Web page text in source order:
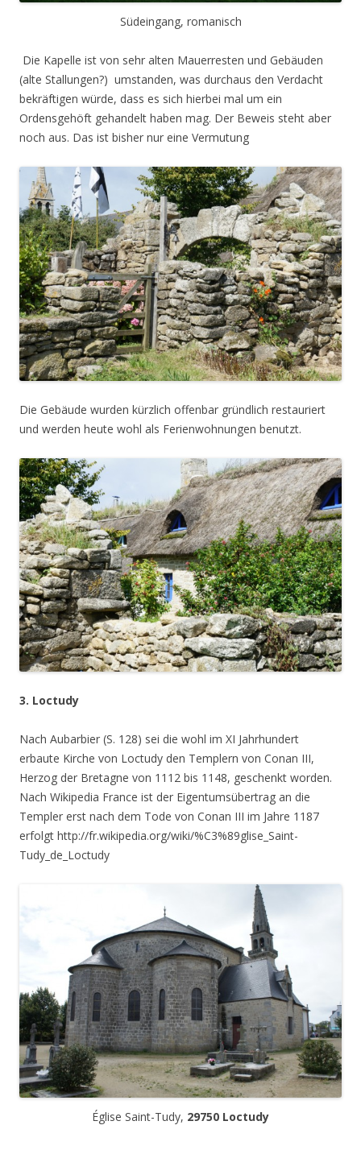
Südeingang, romanisch
Die Kapelle ist von sehr alten Mauerresten und Gebäuden
(alte Stallungen?) umstanden, was durchaus den Verdacht
bekräftigen würde, dass es sich hierbei mal um ein
Ordensgehöft gehandelt haben mag. Der Beweis steht aber
noch aus. Das ist bisher nur eine Vermutung
Die Gebäude wurden kürzlich offenbar gründlich restauriert
und werden heute wohl als Ferienwohnungen benutzt.
3. Loctudy
Nach Aubarbier (S. 128) sei die wohl im XI Jahrhundert
erbaute Kirche von Loctudy den Templern von Conan III,
Herzog der Bretagne von 1112 bis 1148, geschenkt worden.
Nach Wikipedia France ist der Eigentumsübertrag an die
Templer erst nach dem Tode von Conan III im Jahre 1187
erfolgt http://fr.wikipedia.org/wiki/%C3%89glise_Saint-
Tudy_de_Loctudy
Église Saint-Tudy, 29750 Loctudy